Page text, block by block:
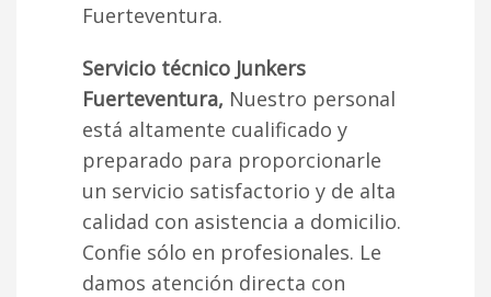
Fuerteventura.
Servicio técnico Junkers
Fuerteventura, Nuestro personal
está altamente cualificado y
preparado para proporcionarle
un servicio satisfactorio y de alta
calidad con asistencia a domicilio.
Confie sólo en profesionales. Le
damos atención directa con